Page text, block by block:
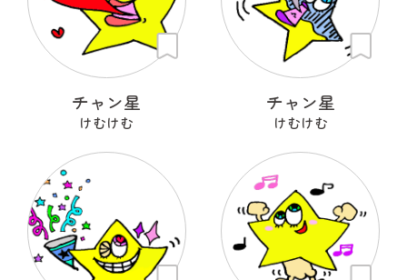
チャン星
けむけむ
チャン星
けむけむ